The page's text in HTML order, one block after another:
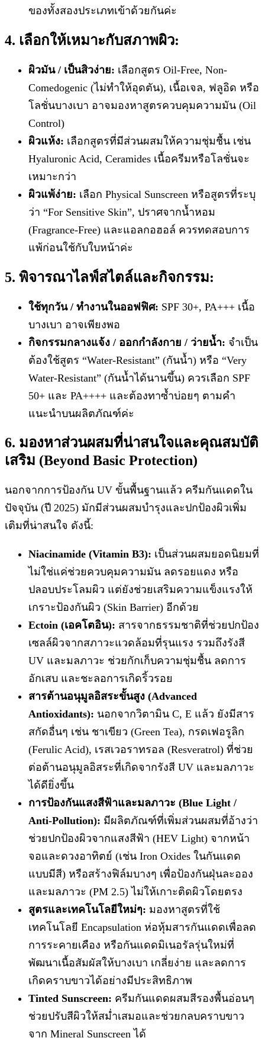
ของทั้งสองประเภทเข้าด้วยกันค่ะ
4. เลือกให้เหมาะกับสภาพผิว:
ผิวมัน / เป็นสิวง่าย: เลือกสูตร Oil-Free, Non-
Comedogenic (ไม่ทำให้อุดตัน), เนื้อเจล, ฟลูอิด หรือ
โลชั่นบางเบา อาจมองหาสูตรควบคุมความมัน (Oil
Control)
ผิวแห้ง: เลือกสูตรที่มีส่วนผสมให้ความชุ่มชื้น เช่น
Hyaluronic Acid, Ceramides เนื้อครีมหรือโลชั่นจะ
เหมาะกว่า
ผิวแพ้ง่าย: เลือก Physical Sunscreen หรือสูตรที่ระบุ
ว่า “For Sensitive Skin”, ปราศจากน้ำหอม
(Fragrance-Free) และแอลกอฮอล์ ควรทดสอบการ
แพ้ก่อนใช้กับใบหน้าค่ะ
5. พิจารณาไลฟ์สไตล์และกิจกรรม:
ใช้ทุกวัน / ทำงานในออฟฟิศ: SPF 30+, PA+++ เนื้อ
บางเบา อาจเพียงพอ
กิจกรรมกลางแจ้ง / ออกกำลังกาย / ว่ายน้ำ: จำเป็น
ต้องใช้สูตร “Water-Resistant” (กันน้ำ) หรือ “Very
Water-Resistant” (กันน้ำได้นานขึ้น) ควรเลือก SPF
50+ และ PA++++ และต้องทาซ้ำบ่อยๆ ตามคำ
แนะนำบนผลิตภัณฑ์ค่ะ
6. มองหาส่วนผสมที่น่าสนใจและคุณสมบัติ
เสริม (Beyond Basic Protection)
นอกจากการป้องกัน UV ขั้นพื้นฐานแล้ว ครีมกันแดดใน
ปัจจุบัน (ปี 2025) มักมีส่วนผสมบำรุงและปกป้องผิวเพิ่ม
เติมที่น่าสนใจ ดังนี้:
Niacinamide (Vitamin B3): เป็นส่วนผสมยอดนิยมที่
ไม่ใช่แค่ช่วยควบคุมความมัน ลดรอยแดง หรือ
ปลอบประโลมผิว แต่ยังช่วยเสริมความแข็งแรงให้
เกราะป้องกันผิว (Skin Barrier) อีกด้วย
Ectoin (เอคโตอิน): สารจากธรรมชาติที่ช่วยปกป้อง
เซลล์ผิวจากสภาวะแวดล้อมที่รุนแรง รวมถึงรังสี
UV และมลภาวะ ช่วยกักเก็บความชุ่มชื้น ลดการ
อักเสบ และชะลอการเกิดริ้วรอย
สารต้านอนุมูลอิสระขั้นสูง (Advanced
Antioxidants): นอกจากวิตามิน C, E แล้ว ยังมีสาร
สกัดอื่นๆ เช่น ชาเขียว (Green Tea), กรดเฟอรูลิก
(Ferulic Acid), เรสเวอราทรอล (Resveratrol) ที่ช่วย
ต่อต้านอนุมูลอิสระที่เกิดจากรังสี UV และมลภาวะ
ได้ดียิ่งขึ้น
การป้องกันแสงสีฟ้าและมลภาวะ (Blue Light /
Anti-Pollution): มีผลิตภัณฑ์ที่เพิ่มส่วนผสมที่อ้างว่า
ช่วยปกป้องผิวจากแสงสีฟ้า (HEV Light) จากหน้า
จอและดวงอาทิตย์ (เช่น Iron Oxides ในกันแดด
แบบมีสี) หรือสร้างฟิล์มบางๆ เพื่อป้องกันฝุ่นละออง
และมลภาวะ (PM 2.5) ไม่ให้เกาะติดผิวโดยตรง
สูตรและเทคโนโลยีใหม่ๆ: มองหาสูตรที่ใช้
เทคโนโลยี Encapsulation ห่อหุ้มสารกันแดดเพื่อลด
การระคายเคือง หรือกันแดดมิเนอรัลรุ่นใหม่ที่
พัฒนาเนื้อสัมผัสให้บางเบา เกลี่ยง่าย และลดการ
เกิดคราบขาวได้อย่างมีประสิทธิภาพ
Tinted Sunscreen: ครีมกันแดดผสมสีรองพื้นอ่อนๆ
ช่วยปรับสีผิวให้สม่ำเสมอและช่วยกลบคราบขาว
จาก Mineral Sunscreen ได้